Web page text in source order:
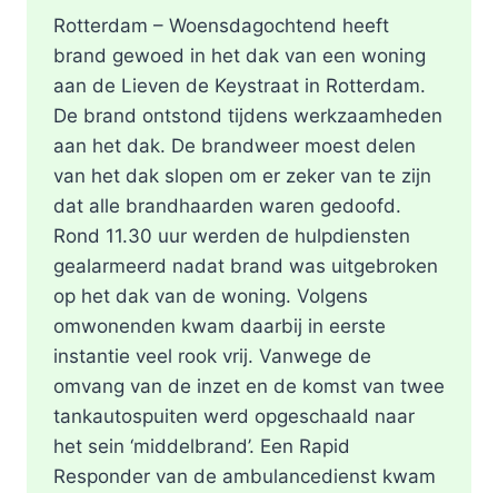
Rotterdam – Woensdagochtend heeft
brand gewoed in het dak van een woning
aan de Lieven de Keystraat in Rotterdam.
De brand ontstond tijdens werkzaamheden
aan het dak. De brandweer moest delen
van het dak slopen om er zeker van te zijn
dat alle brandhaarden waren gedoofd.
Rond 11.30 uur werden de hulpdiensten
gealarmeerd nadat brand was uitgebroken
op het dak van de woning. Volgens
omwonenden kwam daarbij in eerste
instantie veel rook vrij. Vanwege de
omvang van de inzet en de komst van twee
tankautospuiten werd opgeschaald naar
het sein ‘middelbrand’. Een Rapid
Responder van de ambulancedienst kwam